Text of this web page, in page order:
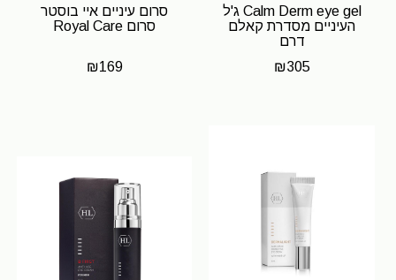
Calm Derm eye gel ג'ל
העיניים מסדרת קאלם
דרם
₪305
סרום עיניים איי בוסטר
סרום Royal Care
₪169